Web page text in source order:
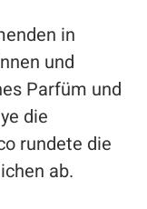
in
und
Parfüm und
die
rundete die
ab.